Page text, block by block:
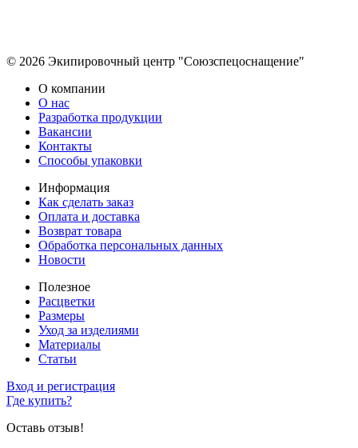
© 2026 Экипировочный центр "Союзспецоснащение"
О компании
О нас
Разработка продукции
Вакансии
Контакты
Способы упаковки
Информация
Как сделать заказ
Оплата и доставка
Возврат товара
Обработка персональных данных
Новости
Полезное
Расцветки
Размеры
Уход за изделиями
Материалы
Статьи
Вход и регистрация
Где купить?
Оставь отзыв!